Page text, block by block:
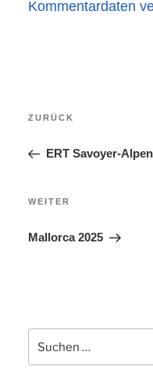
Kommentardaten
Vorheriger
ZURÜCK
ERT Savoyer-
Nächster
WEITER
Mallorca 2025
Suchen
nach: